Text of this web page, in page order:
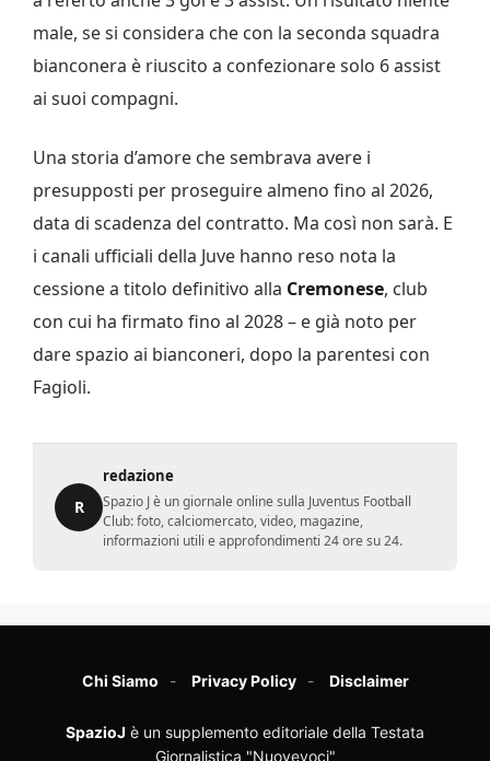
male, se si considera che con la seconda squadra
bianconera è riuscito a confezionare solo 6 assist
ai suoi compagni.
Una storia d’amore che sembrava avere i
presupposti per proseguire almeno fino al 2026,
data di scadenza del contratto. Ma così non sarà. E
i canali ufficiali della Juve hanno reso nota la
cessione a titolo definitivo alla Cremonese, club
con cui ha firmato fino al 2028 – e già noto per
dare spazio ai bianconeri, dopo la parentesi con
Fagioli.
R
redazione
Spazio J è un giornale online sulla Juventus Football
Club: foto, calciomercato, video, magazine,
informazioni utili e approfondimenti 24 ore su 24.
Chi Siamo Privacy Policy Disclaimer
SpazioJ è un supplemento editoriale della Testata
Giornalistica "Nuovevoci"